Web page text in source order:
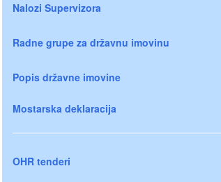
Nalozi Supervizora
Radne grupe za državnu imovinu
Popis državne imovine
Mostarska deklaracija
OHR tenderi